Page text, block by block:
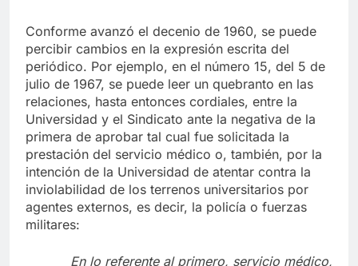
Conforme avanzó el decenio de 1960, se puede
percibir cambios en la expresión escrita del
periódico. Por ejemplo, en el número 15, del 5 de
julio de 1967, se puede leer un quebranto en las
relaciones, hasta entonces cordiales, entre la
Universidad y el Sindicato ante la negativa de la
primera de aprobar tal cual fue solicitada la
prestación del servicio médico o, también, por la
intención de la Universidad de atentar contra la
inviolabilidad de los terrenos universitarios por
agentes externos, es decir, la policía o fuerzas